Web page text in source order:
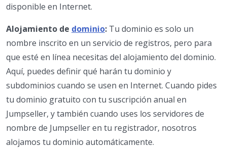
disponible en Internet.
Alojamiento de dominio: Tu dominio es solo un
nombre inscrito en un servicio de registros, pero para
que esté en línea necesitas del alojamiento del dominio.
Aquí, puedes definir qué harán tu dominio y
subdominios cuando se usen en Internet. Cuando pides
tu dominio gratuito con tu suscripción anual en
Jumpseller, y también cuando uses los servidores de
nombre de Jumpseller en tu registrador, nosotros
alojamos tu dominio automáticamente.